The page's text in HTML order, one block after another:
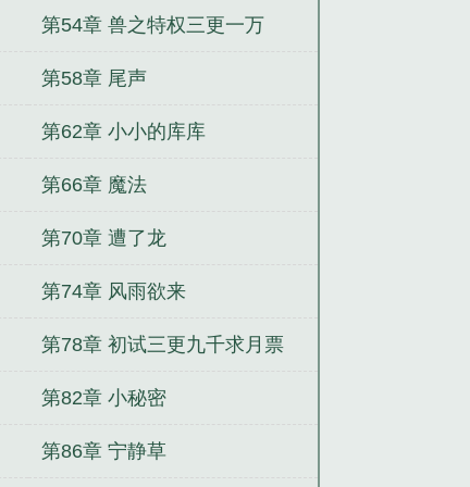
第54章 兽之特权三更一万
第58章 尾声
第62章 小小的库库
第66章 魔法
第70章 遭了龙
第74章 风雨欲来
第78章 初试三更九千求月票
第82章 小秘密
第86章 宁静草